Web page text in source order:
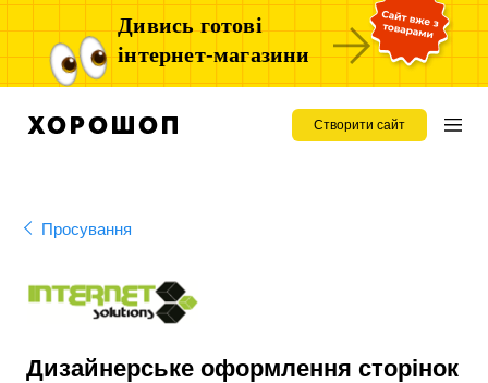
Дивись готові
інтернет-магазини
Створити сайт
Просування
Дизайнерське оформлення сторінок